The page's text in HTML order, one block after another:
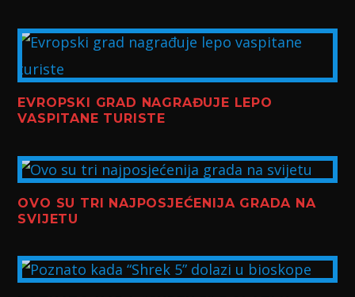
EVROPSKI GRAD NAGRAĐUJE LEPO
VASPITANE TURISTE
OVO SU TRI NAJPOSJEĆENIJA GRADA NA
SVIJETU